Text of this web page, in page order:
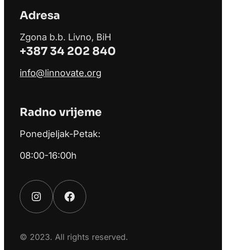
Adresa
Zgona b.b. Livno, BiH
+387 34 202 840
info@linnovate.org
Radno vrijeme
Ponedjeljak-Petak:
08:00-16:00h
Instagram Facebook
© 2023. All rights reserved.